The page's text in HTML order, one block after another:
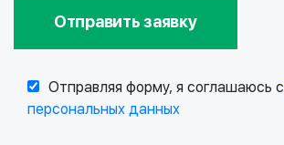
Отправить заявку
Отправляя форму, я соглашаюсь с
персональных данных